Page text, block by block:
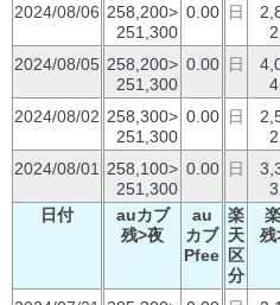
2024/08/06 258,200>
251,300
0.00 日
2024/08/05 258,200>
251,300
0.00 日
2024/08/02 258,300>
251,300
0.00 日
2024/08/01
258,100>
251,300
0.00 日
日付
auカブ
残>夜
au
カブ
Pfee
楽
天
区
分
残